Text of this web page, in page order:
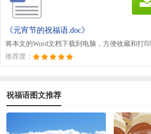
《元宵节的祝福语.doc》
将本文的Word文档下载到电脑，方便收藏和打印
推荐度：
祝福语图文推荐